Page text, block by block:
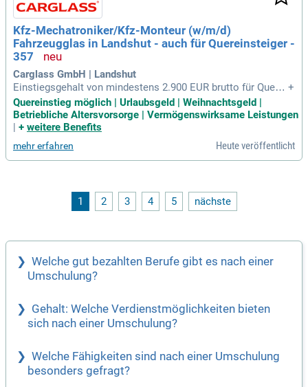
Kfz-Mechatroniker/Kfz-Monteur (w/m/d)
Fahrzeugglas in Landshut - auch für Quereinsteiger -
357
Carglass GmbH | Landshut
Einstiegsgehalt von mindestens 2.900 EUR brutto für Querei
nsteigende. Mit einer Kfz-Berufsausbildung 3.200 EUR brutto
in Vollzeit (39 Wochenstunden) – auch Teilzeit ist möglich.
+
Quereinstieg möglich | Urlaubsgeld | Weihnachtsgeld |
Betriebliche Altersvorsorge | Vermögenswirksame Leistungen
+ weitere Benefits
mehr erfahren Heute veröffentlicht
1 2 3 4 5 nächste
Welche gut bezahlten Berufe gibt es nach einer
Umschulung?
Gehalt: Welche Verdienstmöglichkeiten bieten
sich nach einer Umschulung?
Welche Fähigkeiten sind nach einer Umschulung
besonders gefragt?